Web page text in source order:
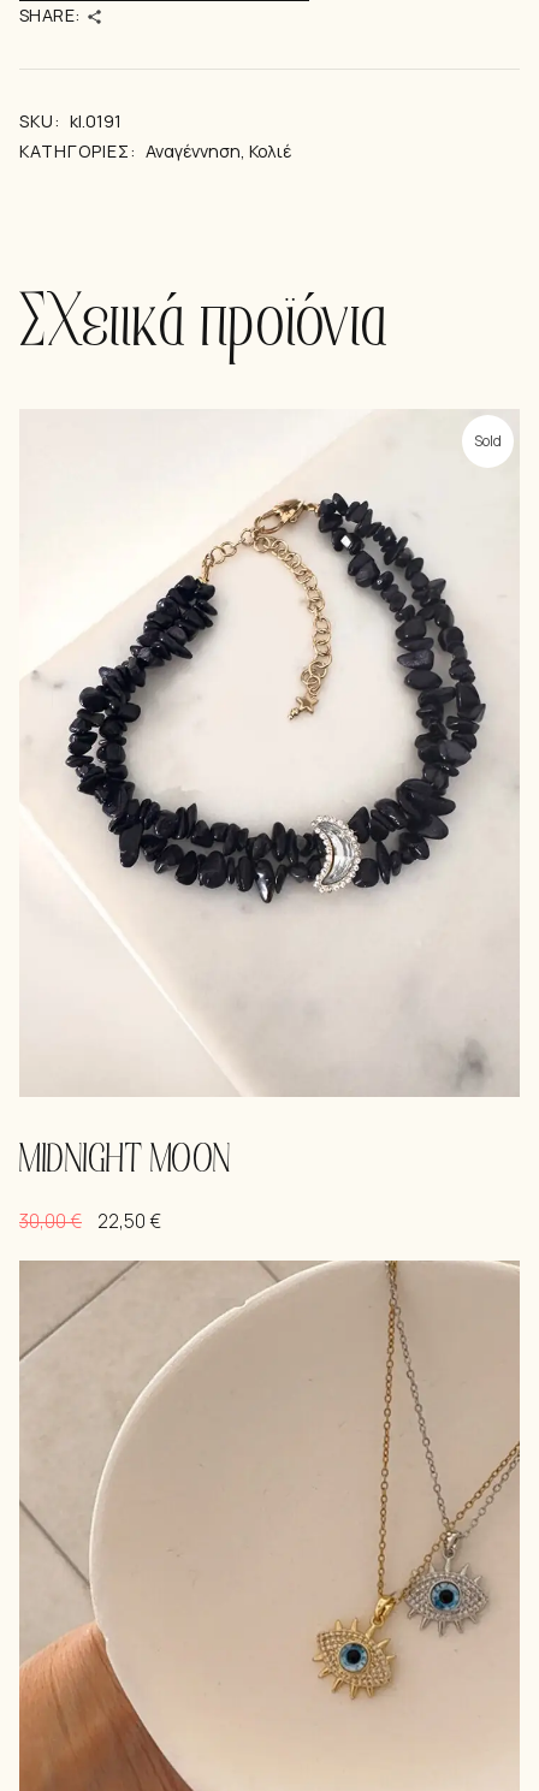
SHARE:
SKU: kl.0191
ΚΑΤΗΓΟΡΊΕΣ: Αναγέννηση,Κολιέ
Σχετικά προϊόντα
Sold
MIDNIGHT MOON
30,00€ 22,50€